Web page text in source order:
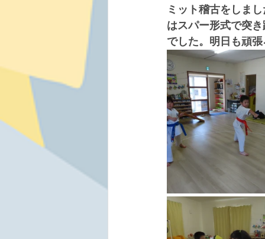
ミット稽古をしま
はスパー形式で突
でした。明日も頑